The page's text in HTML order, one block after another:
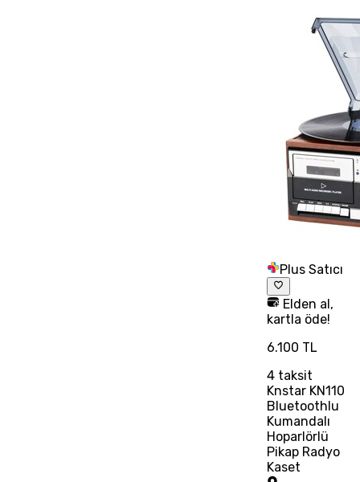
Plus Satıcı
Elden al,
kartla öde!
6.100 TL
4taksit
Knstar KN110
Bluetoothlu
Kumandalı
Hoparlörlü
Pikap Radyo
Kaset